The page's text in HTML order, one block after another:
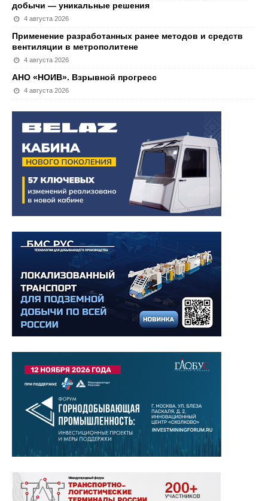
добычи — уникальные решения
4 августа 2026
Применение разработанных ранее методов и средств
вентиляции в метрополитене
4 августа 2026
АНО «НОИВ». Взрывной прогресс
4 августа 2026